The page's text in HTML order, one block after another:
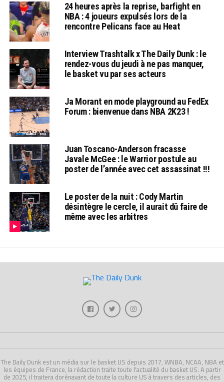
24 heures après la reprise, barfight en
NBA : 4 joueurs expulsés lors de la
rencontre Pelicans face au Heat
Interview Trashtalk x The Daily Dunk : le
rendez-vous du jeudi à ne pas manquer,
le basket vu par ses acteurs
Ja Morant en mode playground au FedEx
Forum : bienvenue dans NBA 2K23 !
Juan Toscano-Anderson fracasse
Javale McGee : le Warrior postule au
poster de l’année avec cet assassinat !!!
Le poster de la nuit : Cody Martin
désintègre le cercle, il aurait dû faire de
même avec les arbitres
The Daily Dunk est un média sur le basket US depuis 2017, WNBA, NCAA, NBA et
les équipes de France, la rédaction traite toute l'actualité du basket US. A partir
de 2025, il traitera dorénavant de toute la culture US à travers des articles, des